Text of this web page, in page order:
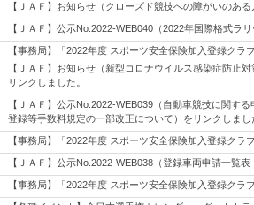
【ＪＡＦ】お知らせ（クローズド競技への障がいのあ
【ＪＡＦ】公示No.2022-WEB040（2022年国際格式ラ
【事務局】「2022年度 スポーツ安全保険加入登録クラ
【ＪＡＦ】お知らせ（新型コロナウイルス感染症防止
リンクしました。
【ＪＡＦ】公示No.2022-WEB039（自動車競技に関す
登録等手数料規定の一部改正について）をリンクしまし
【事務局】「2022年度 スポーツ安全保険加入登録クラ
【ＪＡＦ】公示No.2022-WEB038（登録車両申請一覧
【事務局】「2022年度 スポーツ安全保険加入登録クラ